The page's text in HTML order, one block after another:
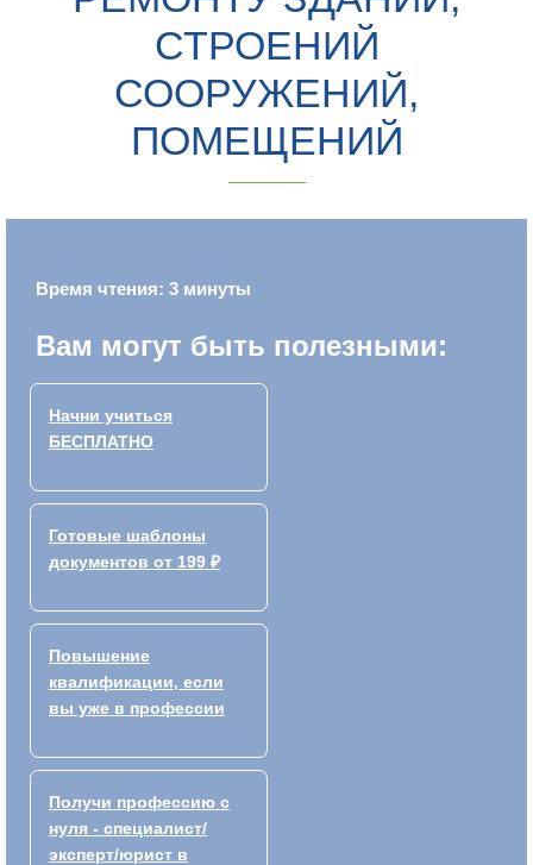
СТРОЕНИЙ
СООРУЖЕНИЙ,
ПОМЕЩЕНИЙ
Время чтения: 3 минуты
Вам могут быть полезными:
Начни учиться
БЕСПЛАТНО
Готовые шаблоны
документов от 199 ₽
Повышение
квалификации, если
вы уже в профессии
Получи профессию с
нуля - специалист/
эксперт/юрист в